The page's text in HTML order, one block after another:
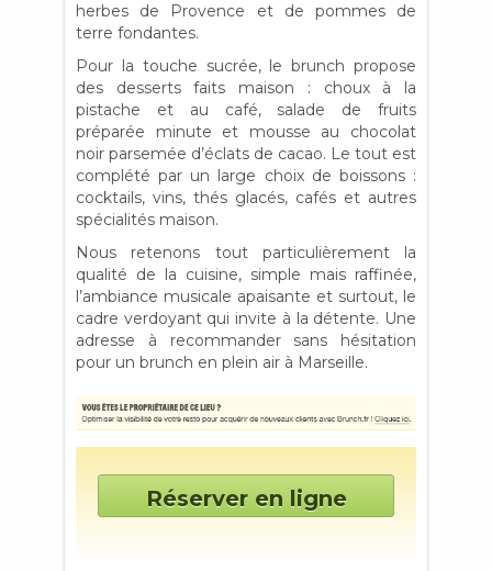
herbes de Provence et de pommes de
terre fondantes.
Pour la touche sucrée, le brunch propose
des desserts faits maison : choux à la
pistache et au café, salade de fruits
préparée minute et mousse au chocolat
noir parsemée d’éclats de cacao. Le tout est
complété par un large choix de boissons :
cocktails, vins, thés glacés, cafés et autres
spécialités maison.
Nous retenons tout particulièrement la
qualité de la cuisine, simple mais raffinée,
l’ambiance musicale apaisante et surtout, le
cadre verdoyant qui invite à la détente. Une
adresse à recommander sans hésitation
pour un brunch en plein air à Marseille.
Réserver en ligne